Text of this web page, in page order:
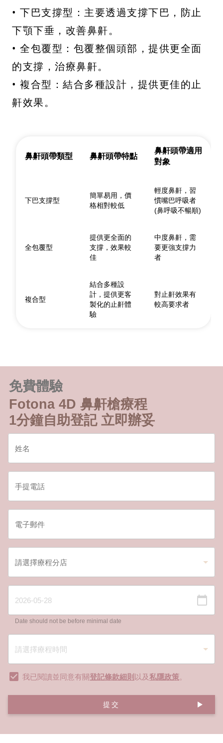
• 下巴支撐型：主要透過支撐下巴，防止
下顎下垂，改善鼻鼾。
• 全包覆型：包覆整個頭部，提供更全面
的支撐，治療鼻鼾。
• 複合型：結合多種設計，提供更佳的止
鼾效果。
鼻鼾頭帶類型 鼻鼾頭帶特點
鼻鼾頭帶適用
對象
下巴支撐型
簡單易用，價
格相對較低
輕度鼻鼾，習
慣嘴巴呼吸者
(鼻呼吸不暢順)
全包覆型
提供更全面的
支撐，效果較
佳
中度鼻鼾，需
要更強支撐力
者
複合型
結合多種設
計，提供更客
製化的止鼾體
驗
對止鼾效果有
較高要求者
免費體驗
Fotona 4D 鼻鼾槍療程
1分鐘自助登記 立即辦妥
Date should not be before minimal date
我已閱讀並同意有關登記條款細則 以及私隱政策。
提交